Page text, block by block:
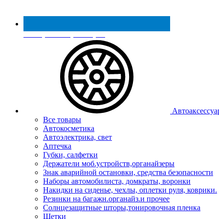
Реестр МинПромТорга
Все товары
Автокосметика
Автоэлектрика, свет
Аптечка
Губки, салфетки
Держатели моб.устройств,органайзеры
Знак аварийной остановки, средства безопасности
Наборы автомобилиста, домкраты, воронки
Накидки на сиденье, чехлы, оплетки руля, коврики.
Резинки на багажн.органайз.и прочее
Солнцезащитные шторы,тонировочная пленка
Щетки